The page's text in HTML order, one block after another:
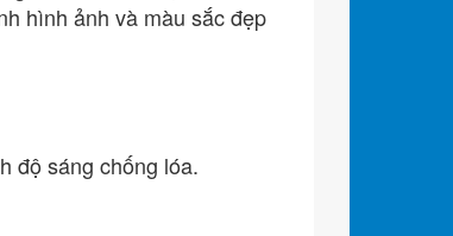
hình ảnh và màu sắc đẹp
độ sáng chống lóa.